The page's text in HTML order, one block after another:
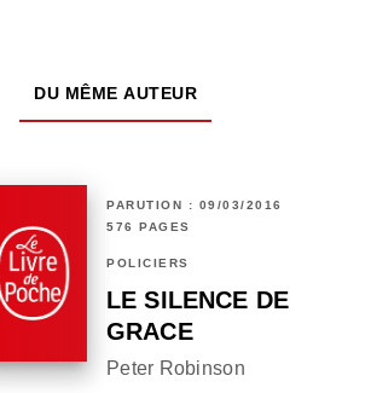
DU MÊME AUTEUR
PARUTION : 09/03/2016
576 PAGES
POLICIERS
LE SILENCE DE
GRACE
Peter Robinson